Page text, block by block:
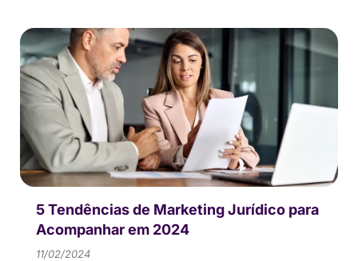
5 Tendências de Marketing Jurídico para
Acompanhar em 2024
11/02/2024